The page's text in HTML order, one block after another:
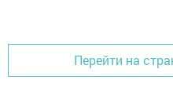
Перейти на